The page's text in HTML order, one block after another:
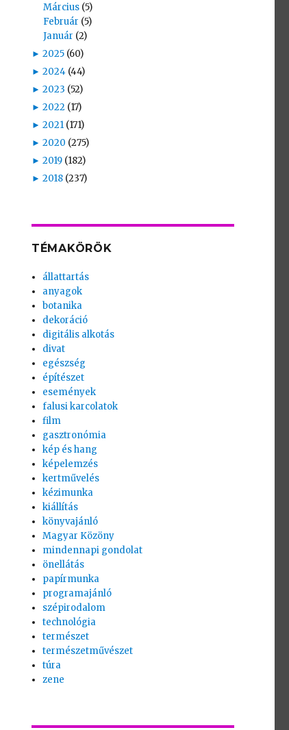
Március (5)
Február (5)
Január (2)
► 2025 (60)
► 2024 (44)
► 2023 (52)
► 2022 (17)
► 2021 (171)
► 2020 (275)
► 2019 (182)
► 2018 (237)
TÉMAKÖRÖK
állattartás
anyagok
botanika
dekoráció
digitális alkotás
divat
egészség
építészet
események
falusi karcolatok
film
gasztronómia
kép és hang
képelemzés
kertművelés
kézimunka
kiállítás
könyvajánló
Magyar Közöny
mindennapi gondolat
önellátás
papírmunka
programajánló
szépirodalom
technológia
természet
természetművészet
túra
zene